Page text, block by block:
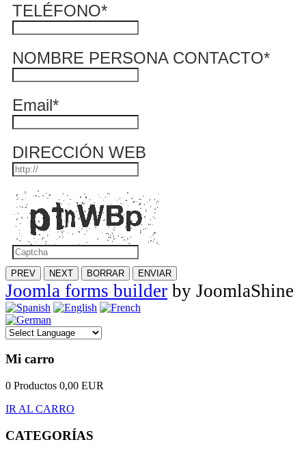
TELÉFONO*
NOMBRE PERSONA CONTACTO*
Email*
DIRECCIÓN WEB
PREV NEXT BORRAR ENVIAR
Joomla forms builder by JoomlaShine
Mi carro
0 Productos 0,00 EUR
IR AL CARRO
CATEGORÍAS